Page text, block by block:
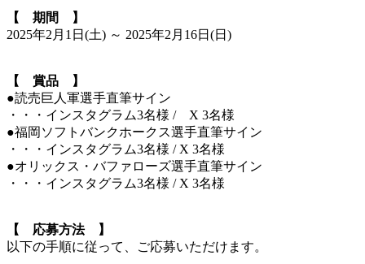
【 期間 】
2025年2月1日(土) ～ 2025年2月16日(日)
【 賞品 】
●読売巨人軍選手直筆サイン
・・・インスタグラム3名様 / X 3名様
●福岡ソフトバンクホークス選手直筆サイン
・・・インスタグラム3名様 / X 3名様
●オリックス・バファローズ選手直筆サイン
・・・インスタグラム3名様 / X 3名様
【 応募方法 】
以下の手順に従って、ご応募いただけます。